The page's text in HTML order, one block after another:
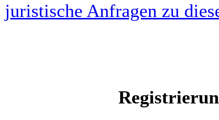
juristische Anfragen zu